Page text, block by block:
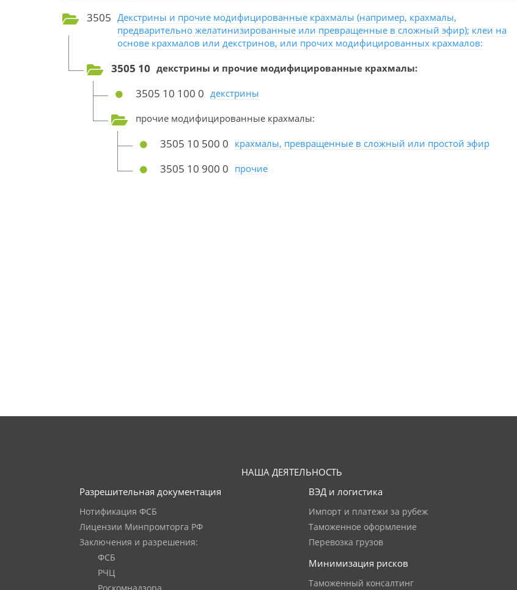
3505 Декстрины и прочие модифицированные крахмалы (например, крахмалы,
предварительно желатинизированные или превращенные в сложный эфир); клеи на
основе крахмалов или декстринов, или прочих модифицированных крахмалов:
3505 10 декстрины и прочие модифицированные крахмалы:
3505 10 100 0 декстрины
прочие модифицированные крахмалы:
3505 10 500 0 крахмалы, превращенные в сложный или простой эфир
3505 10 900 0 прочие
НАША ДЕЯТЕЛЬНОСТЬ
Разрешительная документация
Нотификация ФСБ
Лицензии Минпромторга РФ
Заключения и разрешения:
ФСБ
РЧЦ
ВЭД и логистика
Импорт и платежи за рубеж
Таможенное оформление
Перевозка грузов
Минимизация рисков
Таможенный консалтинг